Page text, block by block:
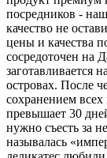
посредников -
качество не
цены и качества
сосредоточен на
заготавливается
островах. После
сохранением
превышает 30
нужно съесть за
называлась